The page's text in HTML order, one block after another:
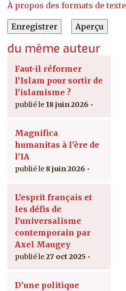
À propos des formats de texte
du même auteur
Faut-il réformer
l’Islam pour sortir de
l’islamisme ?
18 juin 2026
Magnifica
humanitas à l'ère de
l'IA
8 juin 2026
L’esprit français et
les défis de
l’universalisme
contemporain par
Axel Maugey
27 oct 2025
D’une politique